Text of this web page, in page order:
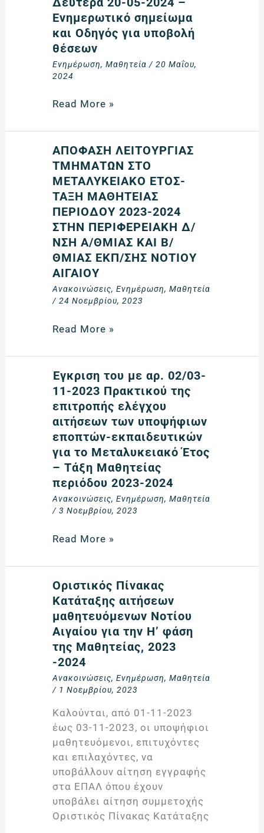
την
Πέμπτη
20/06/2024
και
ώρα
23:59
Ενημερωτικό σημείωμα
και Οδηγός για υποβολή
θέσεων
Ενημέρωση, Μαθητεία / 20 Μαΐου,
2024
–
2025)
του
Μεταλυκειακού
Έτους
Τάξης
των
ΕΠΑΛ
από
φορείς
του
ιδιωτικού
τομέα
από
Δευτέρα
20-
05-
2024
–
σημείωμα
για
υποβολή
θέσεων
Read More »
ΑΠΟΦΑΣΗ ΛΕΙΤΟΥΡΓΙΑΣ
ΤΜΗΜΑΤΩΝ ΣΤΟ
ΜΕΤΑΛΥΚΕΙΑΚΟ ΕΤΟΣ-
ΤΑΞΗ ΜΑΘΗΤΕΙΑΣ
ΠΕΡΙΟΔΟΥ 2023-2024
ΣΤΗΝ ΠΕΡΙΦΕΡΕΙΑΚΗ Δ/
ΝΣΗ Α/ΘΜΙΑΣ ΚΑΙ Β/
ΘΜΙΑΣ ΕΚΠ/ΣΗΣ ΝΟΤΙΟΥ
ΑΙΓΑΙΟΥ
Ανακοινώσεις, Ενημέρωση, Μαθητεία
/ 24 Νοεμβρίου, 2023
ΑΠΟΦΑΣΗ
ΛΕΙΤΟΥΡΓΙΑΣ
ΤΜΗΜΑΤΩΝ
ΣΤΟ
ΜΕΤΑΛΥΚΕΙΑΚΟ
ΕΤΟΣ-
ΤΑΞΗ
ΜΑΘΗΤΕΙΑΣ
ΠΕΡΙΟΔΟΥ
2024
ΠΕΡΙΦΕΡΕΙΑΚΗ
ΝΣΗ
Α/
ΘΜΙΑΣ
ΘΜΙΑΣ
ΕΚΠ/
ΣΗΣ
ΝΟΤΙΟΥ
ΑΙΓΑΙΟΥ
Read More »
Έγκριση του με αρ. 02/03-
11-2023 Πρακτικού της
επιτροπής ελέγχου
αιτήσεων των υποψήφιων
εποπτών-εκπαιδευτικών
για το Μεταλυκειακό Έτος
– Τάξη Μαθητείας
περιόδου 2023-2024
Ανακοινώσεις, Ενημέρωση, Μαθητεία
/ 3 Νοεμβρίου, 2023
Έγκριση
του
με
αρ.
02/03-
11-
2023
Πρακτικού
της
επιτροπής
αιτήσεων
υποψήφιων
εποπτών-
εκπαιδευτικών
για
το
Μεταλυκειακό
Έτος
–
Τάξη
περιόδου
2023-
2024
Read More »
Οριστικός Πίνακας
Κατάταξης αιτήσεων
μαθητευόμενων Νοτίου
Αιγαίου για την Η’ φάση
της Μαθητείας, 2023
-2024
Ανακοινώσεις, Ενημέρωση, Μαθητεία
/ 1 Νοεμβρίου, 2023
Καλούνται, από 01-11-2023
έως 03-11-2023, οι υποψήφιοι
μαθητευόμενοι, επιτυχόντες
και επιλαχόντες, να
υποβάλλουν αίτηση εγγραφής
στα ΕΠΑΛ όπου έχουν
υποβάλει αίτηση συμμετοχής
Οριστικός Πίνακας Κατάταξης
Οριστικός
Πίνακας
Κατάταξης
αιτήσεων
μαθητευόμενων
Νοτίου
Αιγαίου
για
Η’
φάση
της
Μαθητείας,
2023
-2024